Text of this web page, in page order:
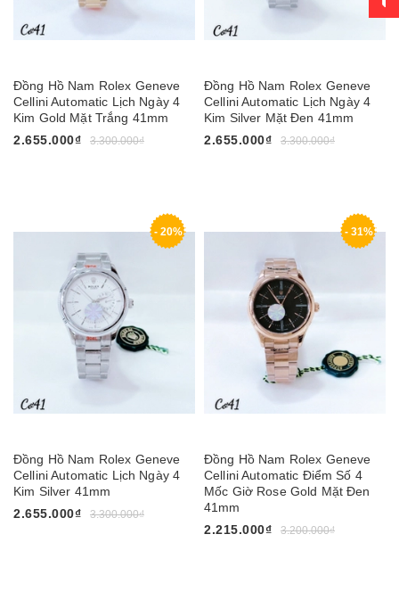
Đồng Hồ Nam Rolex Geneve
Cellini Automatic Lịch Ngày 4
Kim Gold Mặt Trắng 41mm
2.655.000₫
3.300.000₫
Đồng Hồ Nam Rolex Geneve
Cellini Automatic Lịch Ngày 4
Kim Silver Mặt Đen 41mm
2.655.000₫
3.300.000₫
- 20%
Đồng Hồ Nam Rolex Geneve
Cellini Automatic Lịch Ngày 4
Kim Silver 41mm
2.655.000₫
3.300.000₫
- 31%
Đồng Hồ Nam Rolex Geneve
Cellini Automatic Điểm Số 4
Mốc Giờ Rose Gold Mặt Đen
41mm
2.215.000₫
3.200.000₫